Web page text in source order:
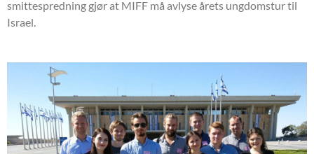
smittespredning gjør at MIFF må avlyse årets ungdomstur til
Israel.